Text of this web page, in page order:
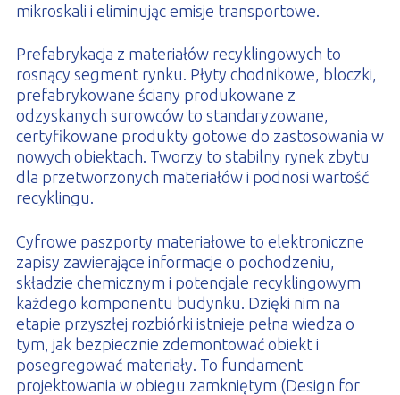
mikroskali i eliminując emisje transportowe.
Prefabrykacja z materiałów recyklingowych to
rosnący segment rynku. Płyty chodnikowe, bloczki,
prefabrykowane ściany produkowane z
odzyskanych surowców to standaryzowane,
certyfikowane produkty gotowe do zastosowania w
nowych obiektach. Tworzy to stabilny rynek zbytu
dla przetworzonych materiałów i podnosi wartość
recyklingu.
Cyfrowe paszporty materiałowe to elektroniczne
zapisy zawierające informacje o pochodzeniu,
składzie chemicznym i potencjale recyklingowym
każdego komponentu budynku. Dzięki nim na
etapie przyszłej rozbiórki istnieje pełna wiedza o
tym, jak bezpiecznie zdemontować obiekt i
posegregować materiały. To fundament
projektowania w obiegu zamkniętym (Design for